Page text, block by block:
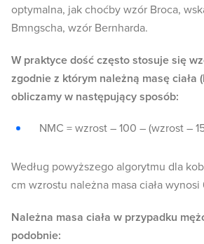
optymalna, jak choćby wzór Broca,
Bmngscha, wzór Bernharda.
W praktyce dość często stosuje się
zgodnie z którym należną masę ciała
obliczamy w następujący sposób:
NMC = wzrost – 100 – (wzrost –
Według powyższego algorytmu dla
cm wzrostu należna masa ciała wynosi
Należna masa ciała w przypadku
podobnie: